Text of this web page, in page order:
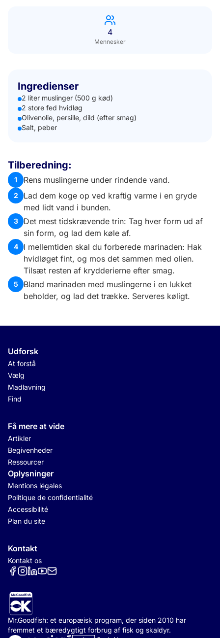
4
Mennesker
Ingredienser
2 liter muslinger (500 g kød)
2 store fed hvidløg
Olivenolie, persille, dild (efter smag)
Salt, peber
Tilberedning:
1 Rens muslingerne under rindende vand.
2
Lad dem koge op ved kraftig varme i en gryde
med lidt vand i bunden.
3
Det mest tidskrævende trin: Tag hver form ud af
sin form, og lad dem køle af.
4
I mellemtiden skal du forberede marinaden: Hak
hvidløget fint, og mos det sammen med olien.
Tilsæt resten af krydderierne efter smag.
5
Bland marinaden med muslingerne i en lukket
beholder, og lad det trække. Serveres køligt.
Udforsk
At forstå
Vælg
Madlavning
Find
Få mere at vide
Artikler
Begivenheder
Ressourcer
Oplysninger
Mentions légales
Politique de confidentialité
Accessibilité
Plan du site
Kontakt
Kontakt os
Réseaux sociaux
Mr.Goodfish: et europæisk program, der siden 2010 har
fremmet et bæredygtigt forbrug af fisk og skaldyr.